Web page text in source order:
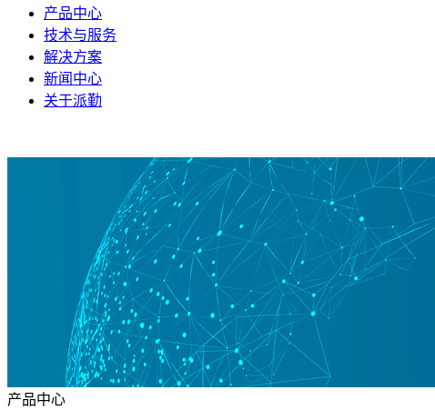
产品中心
技术与服务
解决方案
新闻中心
关于派勤
产品中心